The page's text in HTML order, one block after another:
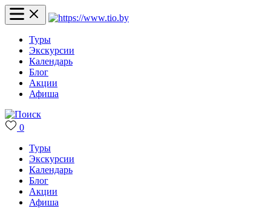
Туры
Экскурсии
Календарь
Блог
Акции
Афиша
0
Туры
Экскурсии
Календарь
Блог
Акции
Афиша